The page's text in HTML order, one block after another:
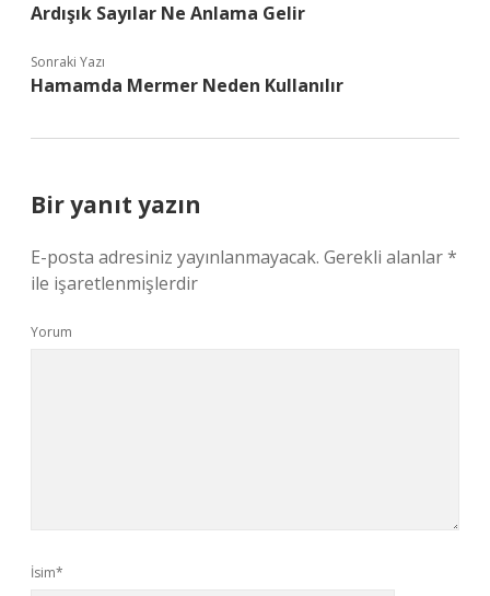
Ardışık Sayılar Ne Anlama Gelir
Sonraki Yazı
Hamamda Mermer Neden Kullanılır
Bir yanıt yazın
E-posta adresiniz yayınlanmayacak. Gerekli alanlar*
ile işaretlenmişlerdir
Yorum
İsim*